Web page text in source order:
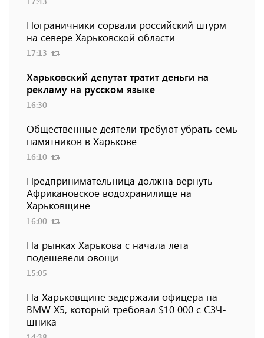
Пограничники сорвали российский штурм
на севере Харьковской области
17:13
Харьковский депутат тратит деньги на
рекламу на русском языке
16:30
Общественные деятели требуют убрать семь
памятников в Харькове
16:10
Предпринимательница должна вернуть
Африкановское водохранилище на
Харьковщине
16:00
На рынках Харькова с начала лета
подешевели овощи
15:05
На Харьковщине задержали офицера на
BMW Х5, который требовал $10 000 с СЗЧ-
шника